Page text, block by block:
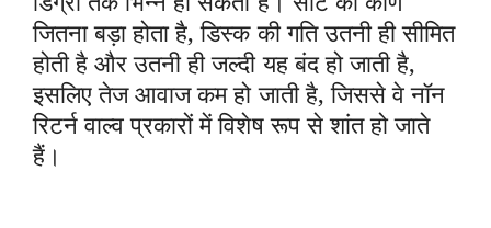
जितना बड़ा होता है, डिस्क की गति उतनी ही सीमित
होती है और उतनी ही जल्दी यह बंद हो जाती है,
इसलिए तेज आवाज कम हो जाती है, जिससे वे नॉन
रिटर्न वाल्व प्रकारों में विशेष रूप से शांत हो जाते
हैं।